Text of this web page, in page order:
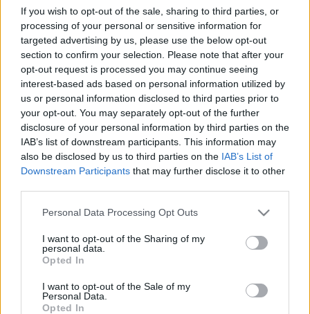
If you wish to opt-out of the sale, sharing to third parties, or
processing of your personal or sensitive information for
targeted advertising by us, please use the below opt-out
section to confirm your selection. Please note that after your
opt-out request is processed you may continue seeing
interest-based ads based on personal information utilized by
us or personal information disclosed to third parties prior to
your opt-out. You may separately opt-out of the further
disclosure of your personal information by third parties on the
IAB’s list of downstream participants. This information may
also be disclosed by us to third parties on the IAB’s List of
Downstream Participants that may further disclose it to other
Please note that this website/app uses one or more Google
not limited to your visit or usage behaviour. You may click to
grant or deny consent to Google and its third-party tags to
use your data for below specified purposes in below Google
consent section.
Personal Data Processing Opt Outs
I want to opt-out of the Sharing of my
personal data.
Opted In
I want to opt-out of the Sale of my
Personal Data.
Opted In
ezt mi a francnak felcímkézni